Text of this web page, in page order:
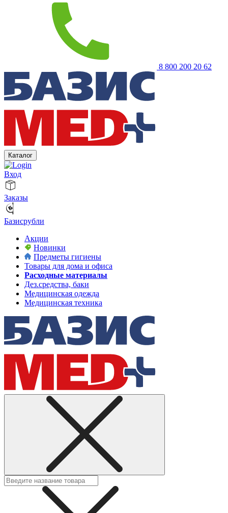
8 800 200 20 62
Каталог
Вход
Заказы
Базисрубли
Акции
Новинки
Предметы гигиены
Товары для дома и офиса
Расходные материалы
Дез.средства, баки
Медицинская одежда
Медицинская техника